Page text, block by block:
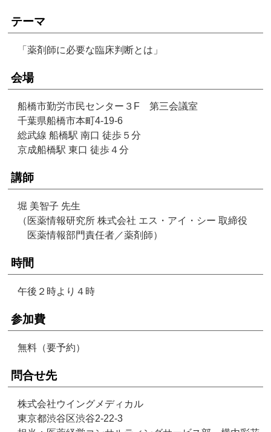
テーマ
「薬剤師に必要な臨床判断とは」
会場
船橋市勤労市民センター３F 第三会議室
千葉県船橋市本町4-19-6
総武線 船橋駅 南口 徒歩５分
京成船橋駅 東口 徒歩４分
講師
堀 美智子 先生
（医薬情報研究所 株式会社 エス・アイ・シー 取締役
医薬情報部門責任者／薬剤師）
時間
午後２時より４時
参加費
無料（要予約）
問合せ先
株式会社ウイングメディカル
東京都渋谷区渋谷2-22-3